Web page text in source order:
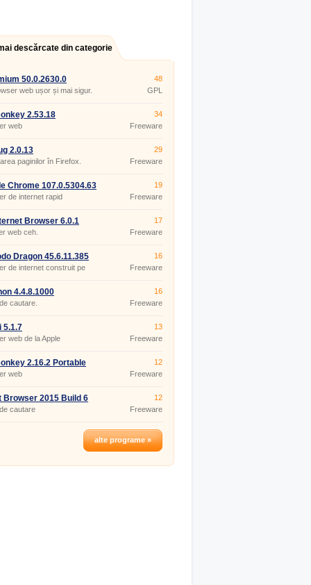
descărcate din categorie
50.0.2630.0
web ușor și mai sigur.
48
GPL
2.53.18
web
34
Freeware
2.0.13
paginilor în Firefox.
29
Freeware
Chrome 107.0.5304.63
de internet rapid
19
Freeware
Browser 6.0.1
web ceh.
17
Freeware
Dragon 45.6.11.385
de internet construit pe
16
Freeware
4.4.8.1000
cautare.
16
Freeware
5.1.7
web de la Apple
13
Freeware
2.16.2 Portable
web
12
Freeware
Browser 2015 Build 6
cautare
12
Freeware
alte programe »